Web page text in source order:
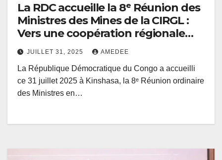
La RDC accueille la 8ᵉ Réunion des
Ministres des Mines de la CIRGL :
Vers une coopération régionale
renforcée pour des minerais sans
conflit
JUILLET 31, 2025 AMEDEE
La République Démocratique du Congo a accueilli
ce 31 juillet 2025 à Kinshasa, la 8ᵉ Réunion ordinaire
des Ministres en…